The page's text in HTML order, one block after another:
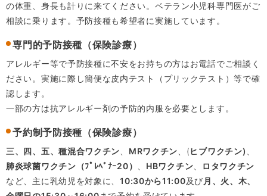
の体重、身長も計りに来てください。ベテラン小児科専門医がご
相談に乗ります。予防接種も希望者に実施しています。
専門的予防接種（保険診療）
アレルギー等で予防接種に不安をお持ちの方はお電話でご相談く
ださい。実施に際し簡便な皮内テスト（プリックテスト）等で確
認します。
一部の方は抗アレルギー剤の予防的内服を必要とします。
予約制予防接種（保険診療）
三、四、五、種混合ワクチン MRワクチン 、(ヒブワクチン)
肺炎球菌ワクチン（ﾌﾟﾚﾍﾞﾅｰ20）
HBワクチン
ロタワクチン
など、主に乳幼児を対象に、10:30から11:00及び 月、火、木、